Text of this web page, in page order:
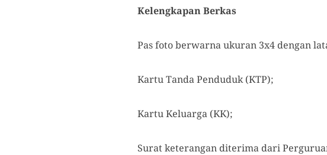
Kelengkapan Berkas
Pas foto berwarna ukuran 3x4 dengan
Kartu Tanda Penduduk (KTP);
Kartu Keluarga (KK);
Surat keterangan diterima dari